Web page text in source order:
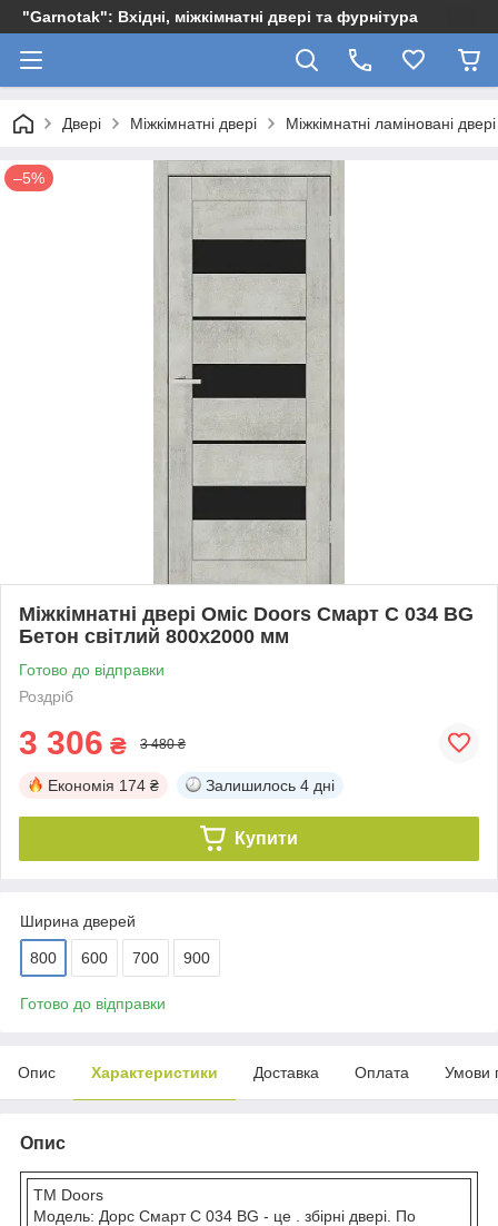
"Garnotak": Вхідні, міжкімнатні двері та фурнітура
Двері Міжкімнатні двері Міжкімнатні ламіновані двері
–5%
Міжкімнатні двері Оміс Doors Смарт С 034 BG
Бетон світлий 800х2000 мм
Готово до відправки
Роздріб
3 306 ₴ 3 480 ₴
Економія 174 ₴ Залишилось 4 дні
Купити
Ширина дверей
800 600 700 900
Готово до відправки
Опис Характеристики Доставка Оплата Умови
Опис
ТМ Doors
Модель: Дорс Смарт С 034 BG - це . збірні двері. По